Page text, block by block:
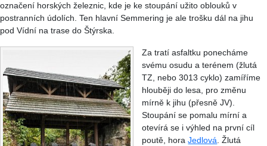
označení horských železnic, kde je ke stoupání užito oblouků v
postranních údolích. Ten hlavní Semmering je ale trošku dál na jihu
pod Vídní na trase do Štýrska.
Za tratí asfaltku ponecháme
svému osudu a terénem (žlutá
TZ, nebo 3013 cyklo) zamíříme
hlouběji do lesa, pro změnu
mírně k jihu (přesně JV).
Stoupání se pomalu mírní a
otevírá se i výhled na první cíl
poutě, horaJedlová. Žlutá